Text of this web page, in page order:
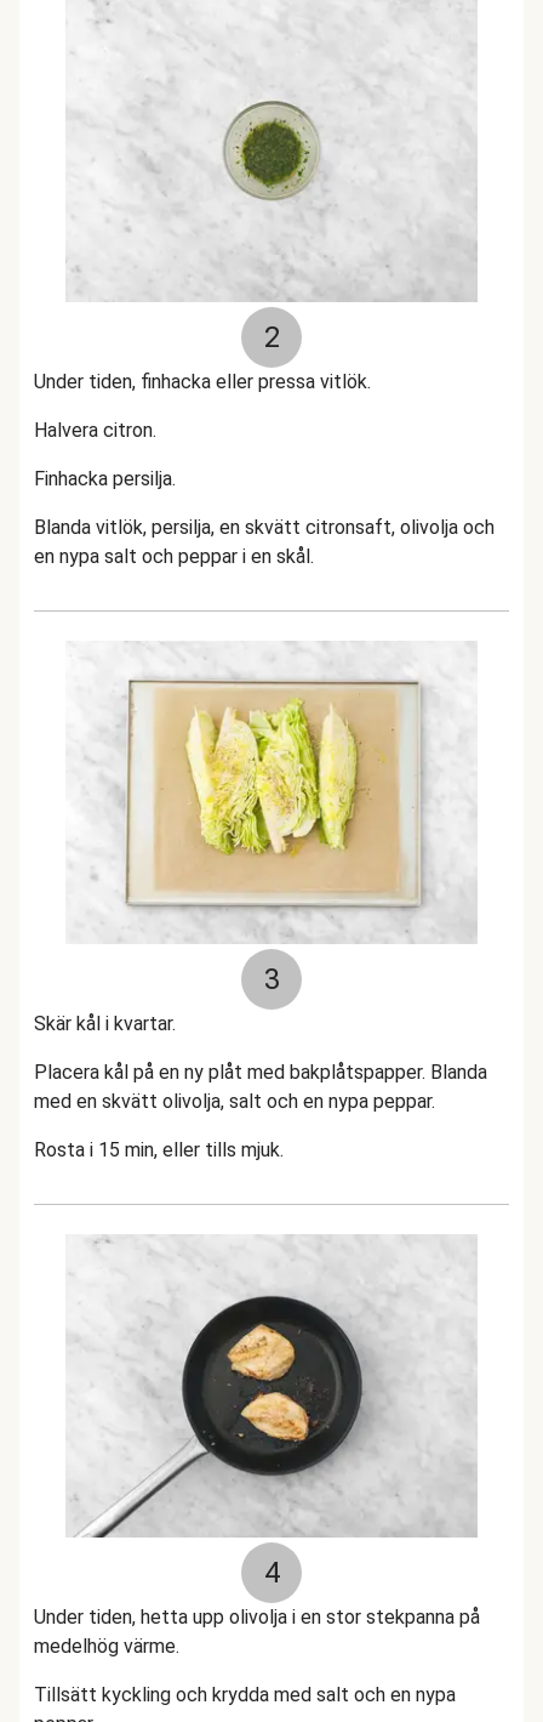
2
Under tiden, finhacka eller pressa vitlök.
Halvera citron.
Finhacka persilja.
Blanda vitlök, persilja, en skvätt citronsaft, olivolja och
en nypa salt och peppar i en skål.
3
Skär kål i kvartar.
Placera kål på en ny plåt med bakplåtspapper. Blanda
med en skvätt olivolja, salt och en nypa peppar.
Rosta i 15 min, eller tills mjuk.
4
Under tiden, hetta upp olivolja i en stor stekpanna på
medelhög värme.
Tillsätt kyckling och krydda med salt och en nypa